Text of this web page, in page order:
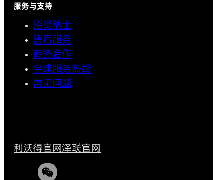
服务与支持
招贤纳士
售后服务
商务合作
全球服务热线
常见问题
利沃得官网泽联官网